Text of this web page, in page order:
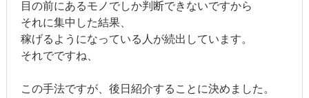
目の前にあるモノでしか判断できないですから
それに集中した結果、
稼げるようになっている人が続出しています。
それでですね、
この手法ですが、後日紹介することに決めました。